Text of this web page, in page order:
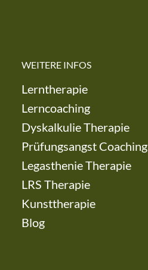
WEITERE INFOS
Lerntherapie
Lerncoaching
Dyskalkulie Therapie
Prüfungsangst Coaching
Legasthenie Therapie
LRS Therapie
Kunsttherapie
Blog